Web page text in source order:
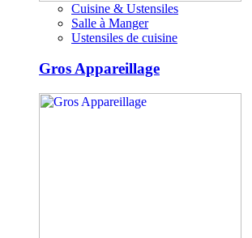
Cuisine & Ustensiles
Salle à Manger
Ustensiles de cuisine
Gros Appareillage